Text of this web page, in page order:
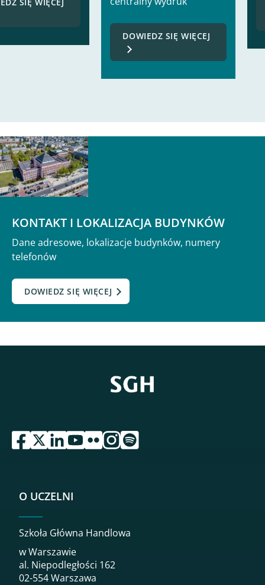
DOWIEDZ SIĘ WIĘCEJ
KONTAKT I LOKALIZACJA BUDYNKÓW
Dane adresowe, lokalizacje budynków, numery
telefonów
DOWIEDZ SIĘ WIĘCEJ
przejdź do serwisu facebook sgh
przejdź do serwisu twitter sgh
przejdź do serwisu linkedin sgh
przejdź do serwisu youtube sgh
przejdź do serwisu flickr sgh
przejdź do serwisu instagram sgh
przejdź do serwisu spotify sgh
O UCZELNI
Szkoła Główna Handlowa
w Warszawie
al. Niepodległości 162
02-554 Warszawa